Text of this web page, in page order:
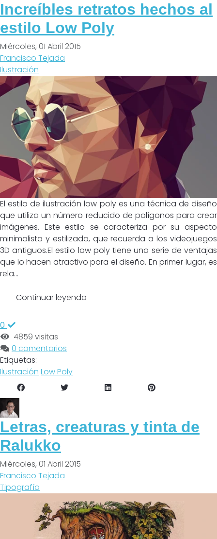
Increíbles retratos hechos al
estilo Low Poly
Miércoles, 01 Abril 2015
Francisco Tejada
Ilustración
El estilo de ilustración low poly es una técnica de diseño
que utiliza un número reducido de polígonos para crear
imágenes. Este estilo se caracteriza por su aspecto
minimalista y estilizado, que recuerda a los videojuegos
3D antiguos.El estilo low poly tiene una serie de ventajas
que lo hacen atractivo para el diseño. En primer lugar, es
rela...
Continuar leyendo
0
4859 visitas
0 comentarios
Etiquetas:
Ilustración Low Poly
Letras, creaturas y tinta de
Ralukko
Miércoles, 01 Abril 2015
Francisco Tejada
Tipografía